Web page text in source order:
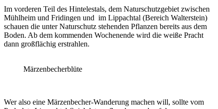
Im vorderen Teil des Hintelestals, dem Naturschutzgebiet zwischen
Mühlheim und Fridingen und im Lippachtal (Bereich Walterstein)
schauen die unter Naturschutz stehenden Pflanzen bereits aus dem
Boden. Ab dem kommenden Wochenende wird die weiße Pracht
dann großflächig erstrahlen.
Märzenbecherblüte
Wer also eine Märzenbecher-Wanderung machen will, sollte vom